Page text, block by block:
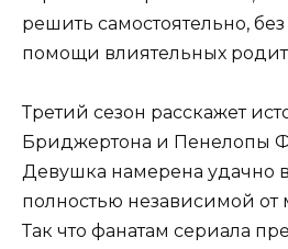
решить самостоятельно,
помощи влиятельных
Третий сезон расскажет
Бриджертона и Пенелопы
Девушка намерена удачно
полностью независимой от
Так что фанатам сериала